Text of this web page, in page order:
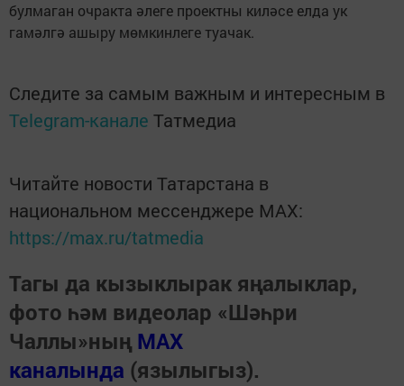
булмаган очракта әлеге проектны киләсе елда ук
гамәлгә ашыру мөмкинлеге туачак.
Следите за самым важным и интересным в
Telegram-канале Татмедиа
Читайте новости Татарстана в
национальном мессенджере MАХ:
https://max.ru/tatmedia
Тагы да кызыклырак яңалыклар,
фото һәм видеолар «Шәһри
Чаллы»ның MAX
каналында (язылыгыз).